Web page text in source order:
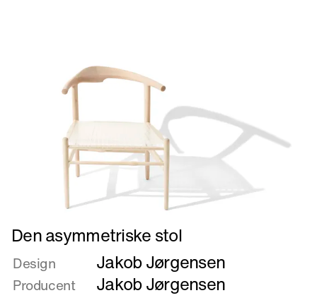
Læs
mere
om
Den
asymmetriske
Den asymmetriske stol
Design Jakob Jørgensen
Producent Jakob Jørgensen